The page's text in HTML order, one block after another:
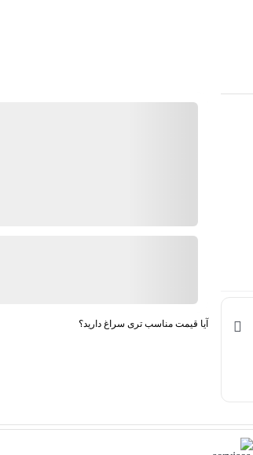
آیا قیمت مناسب تری سراغ دارید؟